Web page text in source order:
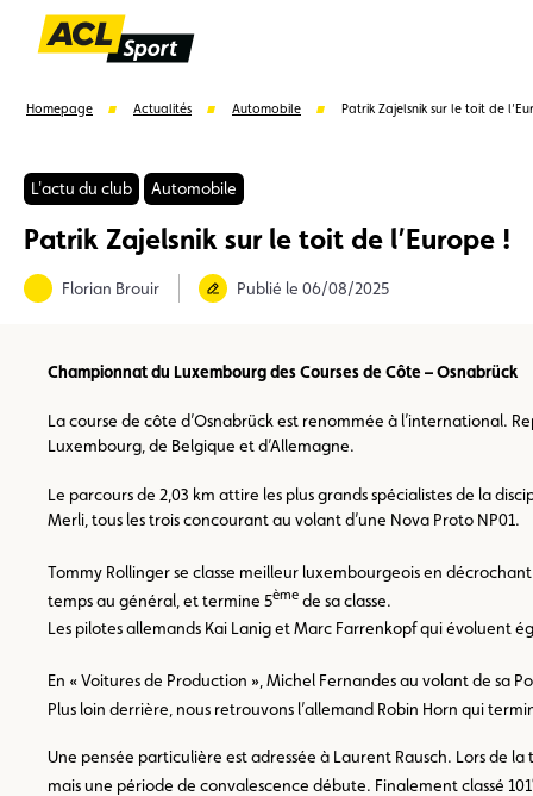
Suggestions
Homepage Actualités Automobile Patrik Zajelsnik sur le toit de
L'actu du club Automobile
Patrik Zajelsnik sur le toit de l’Europe !
Florian Brouir Publié le 06/08/2025
Championnat du Luxembourg des Courses de Côte – Osnabrück
La course de côte d’Osnabrück est renommée à l’international.
Luxembourg, de Belgique et d’Allemagne.
Le parcours de 2,03 km attire les plus grands spécialistes de la
Merli, tous les trois concourant au volant d’une Nova Proto NP01.
Tommy Rollinger se classe meilleur luxembourgeois en décrochant
temps au général, et termine 5ème de sa classe.
Les pilotes allemands Kai Lanig et Marc Farrenkopf qui
En « Voitures de Production », Michel Fernandes au volant de sa
Plus loin derrière, nous retrouvons l’allemand Robin Horn qui
Une pensée particulière est adressée à Laurent Rausch. Lors de
mais une période de convalescence débute. Finalement classé 101